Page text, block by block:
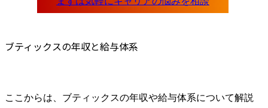
ブティックスの年収と給与体系
ここからは、ブティックスの年収や給与体系について解説